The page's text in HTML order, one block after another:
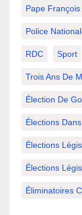
Pape
Police
RDC Sport
Trois Ans De
Élection De
Élections
Élections
Élections
Éliminatoires